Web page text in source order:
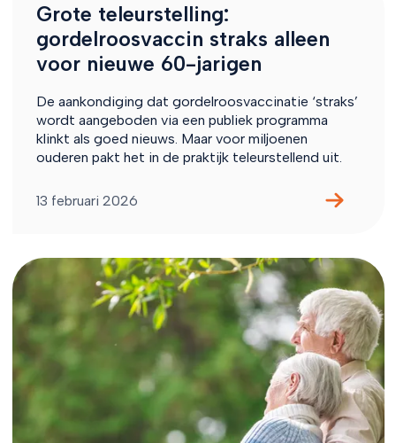
Grote teleurstelling:
gordelroosvaccin straks alleen
voor nieuwe 60-jarigen
De aankondiging dat gordelroosvaccinatie ‘straks’
wordt aangeboden via een publiek programma
klinkt als goed nieuws. Maar voor miljoenen
ouderen pakt het in de praktijk teleurstellend uit.
13 februari 2026